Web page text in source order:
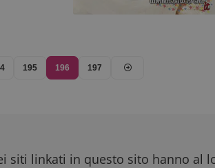
195 196 197
siti linkati in questo sito hanno al